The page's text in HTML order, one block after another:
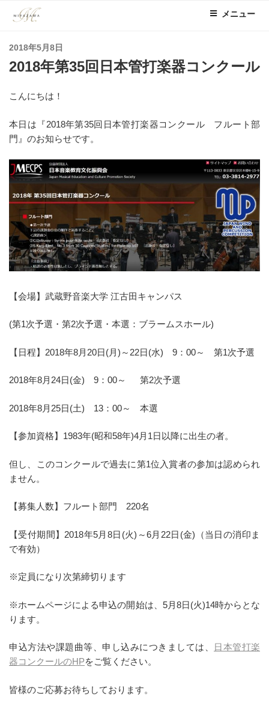
メニュー
投
稿
日:
2018年5月8日
2018年第35回日本管打楽器コンクール
こんにちは！
本日は『2018年第35回日本管打楽器コンクール フルート部
門』のお知らせです。
【会場】武蔵野音楽大学 江古田キャンパス
(第1次予選・第2次予選・本選：ブラームスホール)
【日程】2018年8月20日(月)～22日(水) 9：00～ 第1次予選
2018年8月24日(金) 9：00～ 第2次予選
2018年8月25日(土) 13：00～ 本選
【参加資格】1983年(昭和58年)4月1日以降に出生の者。
但し、このコンクールで過去に第1位入賞者の参加は認められ
ません。
【募集人数】フルート部門 220名
【受付期間】2018年5月8日(火)～6月22日(金)（当日の消印ま
で有効）
※定員になり次第締切ります
※ホームページによる申込の開始は、5月8日(火)14時からとな
ります。
申込方法や課題曲等、申し込みにつきましては、
日本管打楽
器コンクールのHPをご覧ください。
皆様のご応募お待ちしております。